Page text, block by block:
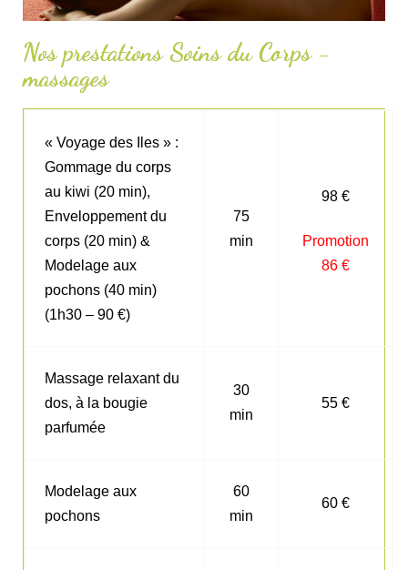
Nos prestations Soins du Corps -
massages
« Voyage des Iles » :
Gommage du corps
au kiwi (20 min),
Enveloppement du
corps (20 min) &
Modelage aux
pochons (40 min)
(1h30 – 90 €)
75
min
98 €
Promotion
86 €
Massage relaxant du
dos, à la bougie
parfumée
30
min
55 €
Modelage aux
pochons
60
min
60 €